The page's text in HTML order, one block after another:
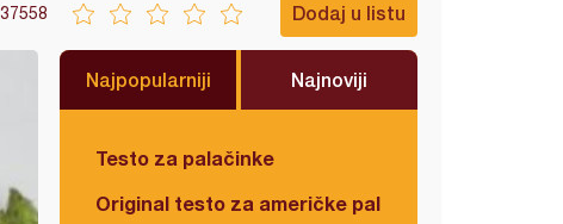
37558 Dodaj u listu
Najpopularniji Najnoviji
Testo za palačinke
Original testo za američke palačinke